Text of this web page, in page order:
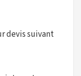
devis suivant